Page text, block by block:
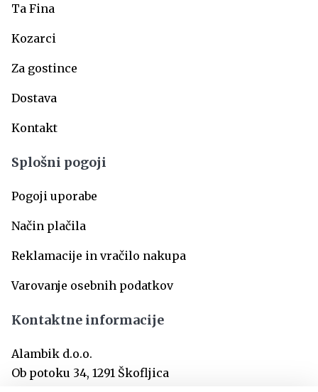
Ta Fina
Kozarci
Za gostince
Dostava
Kontakt
Splošni pogoji
Pogoji uporabe
Način plačila
Reklamacije in vračilo nakupa
Varovanje osebnih podatkov
Kontaktne informacije
Alambik d.o.o.
Ob potoku 34, 1291 Škofljica